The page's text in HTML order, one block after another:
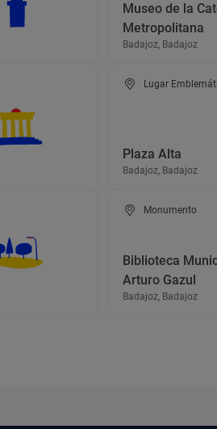
Museo de la
Metropolitana
Badajoz, Badajoz
Lugar
Plaza Alta
Badajoz, Badajoz
Monumento
Biblioteca
Arturo Gazul
Badajoz, Badajoz